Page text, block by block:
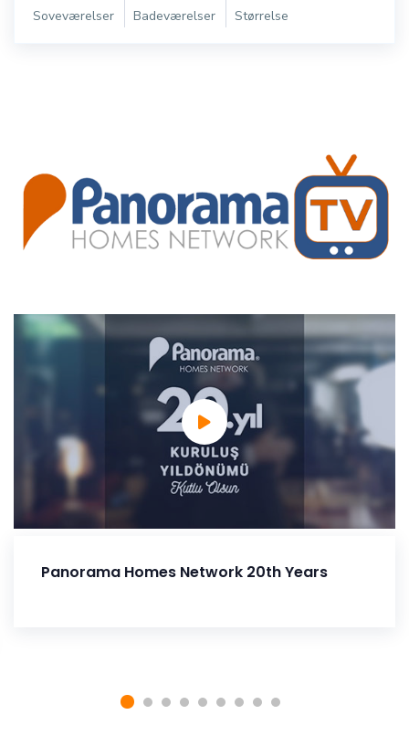
Soveværelser
Badeværelser
Størrelse
Panorama Homes Network 20th Years